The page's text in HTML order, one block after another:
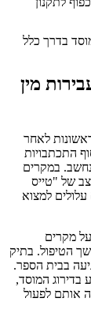
בדרך כלל
מין
שנעשות ב-48 השעות הראשונות לאחר
התכתבויות
במקרים
של "טייס
למצוא
מקרים
הטיפול. בתיק
בבית הספר.
המוסד,
אותם לפעול